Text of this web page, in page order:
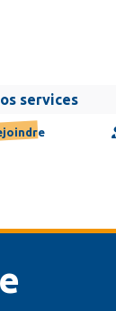
services